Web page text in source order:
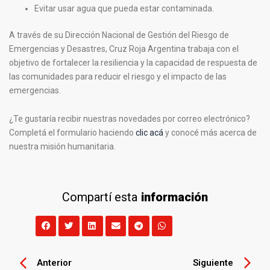
Evitar usar agua que pueda estar contaminada.
A través de su Dirección Nacional de Gestión del Riesgo de
Emergencias y Desastres, Cruz Roja Argentina trabaja con el
objetivo de fortalecer la resiliencia y la capacidad de respuesta de
las comunidades para reducir el riesgo y el impacto de las
emergencias.
¿Te gustaría recibir nuestras novedades por correo electrónico?
Completá el formulario haciendo clic acá y conocé más acerca de
nuestra misión humanitaria.
Compartí esta información
Anterior Siguiente